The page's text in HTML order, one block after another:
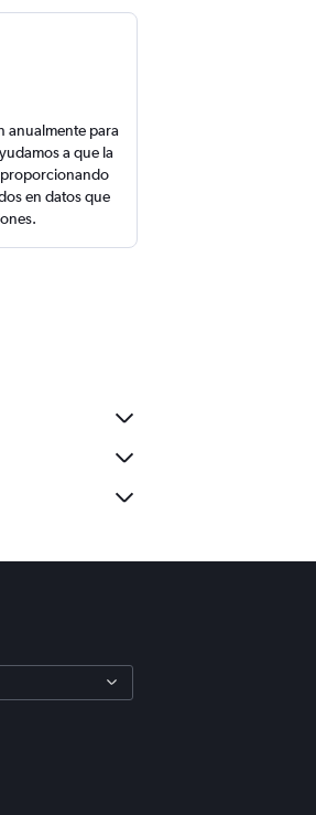
anualmente para
a que la
proporcionando
en datos que